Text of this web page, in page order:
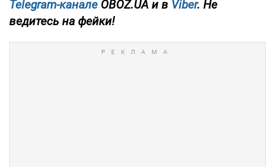
Telegram-канале OBOZ.UA и в Viber. Не
ведитесь на фейки!